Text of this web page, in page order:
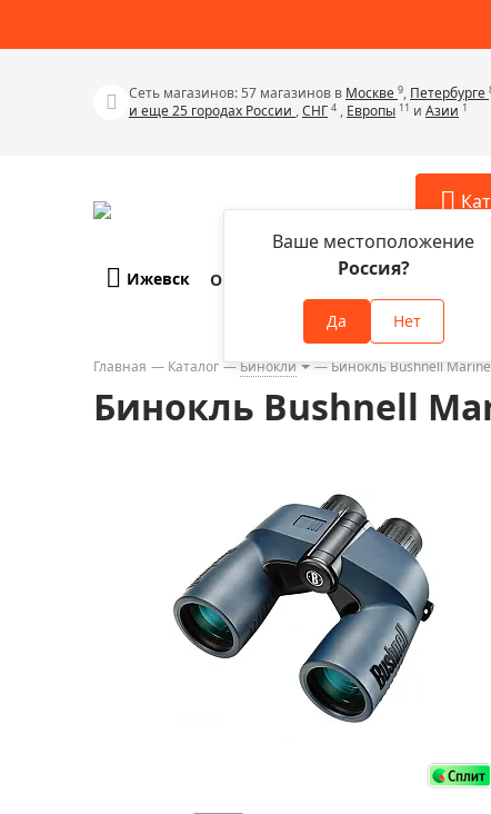
Сеть магазинов: 57 магазинов в Москве 9, Петербурге
и еще 25 городах России ,СНГ 4 , Европы 11 и Азии 1
Телескопы
Бинокли
Зрительные трубы
Приборы ночного видения
Тепловизоры
Фотогаджеты
Метеостанции, барометры, часы
Ижевск
Ваше местоположение
Россия?
Да Нет
О компании Оплата и доставка
Главная Каталог Бинокли Бинокль Bushnell
Бинокль Bushnell